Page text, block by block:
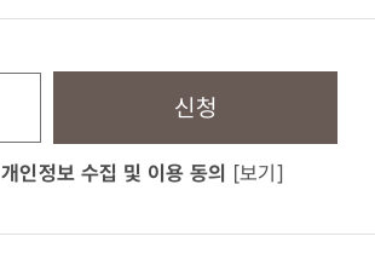
신청
개인정보 수집 및 이용 동의 [보기]